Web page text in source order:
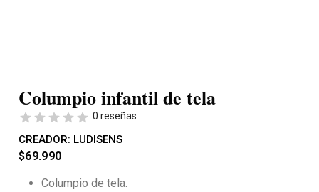
Columpio infantil de tela
0 reseñas
CREADOR: LUDISENS
$69.990
Columpio de tela.